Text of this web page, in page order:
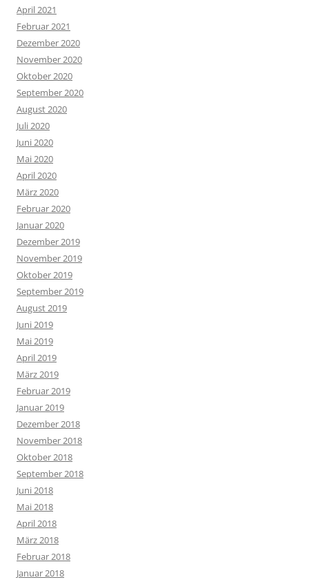
April 2021
Februar 2021
Dezember 2020
November 2020
Oktober 2020
September 2020
August 2020
Juli 2020
Juni 2020
Mai 2020
April 2020
März 2020
Februar 2020
Januar 2020
Dezember 2019
November 2019
Oktober 2019
September 2019
August 2019
Juni 2019
Mai 2019
April 2019
März 2019
Februar 2019
Januar 2019
Dezember 2018
November 2018
Oktober 2018
September 2018
Juni 2018
Mai 2018
April 2018
März 2018
Februar 2018
Januar 2018